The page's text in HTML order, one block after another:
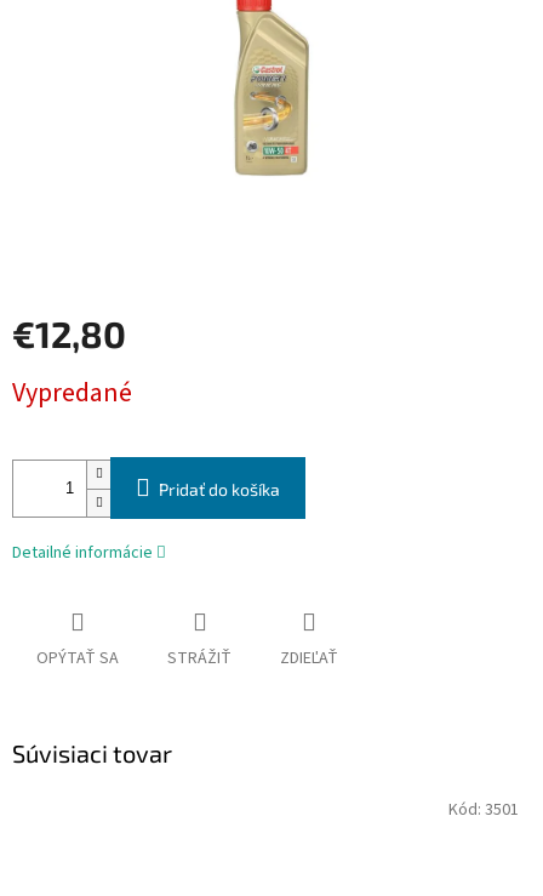
€12,80
cena:
Vypredané
Pridať do košíka
Detailné informácie
OPÝTAŤ SA STRÁŽIŤ ZDIEĽAŤ
Súvisiaci tovar
Kód: 3501